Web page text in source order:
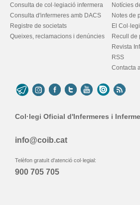
Consulta de col·legiació infermera
Consulta d'infermeres amb DACS
Registre de societats
Queixes, reclamacions i denúncies
Notícies
Notes de
El
Recull de
Revista
RSS
Contacta
Col·legi Oficial d'Infermeres i
info@coib.cat
Telèfon gratuït d'atenció col·legial:
900 705 705